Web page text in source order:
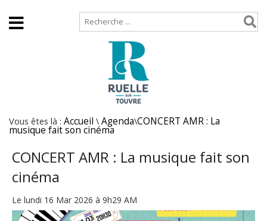
Vous êtes là : Accueil \ Agenda\CONCERT AMR : La
musique fait son cinéma
CONCERT AMR : La musique fait son
cinéma
Le lundi 16 Mar 2026 à 9h29 AM